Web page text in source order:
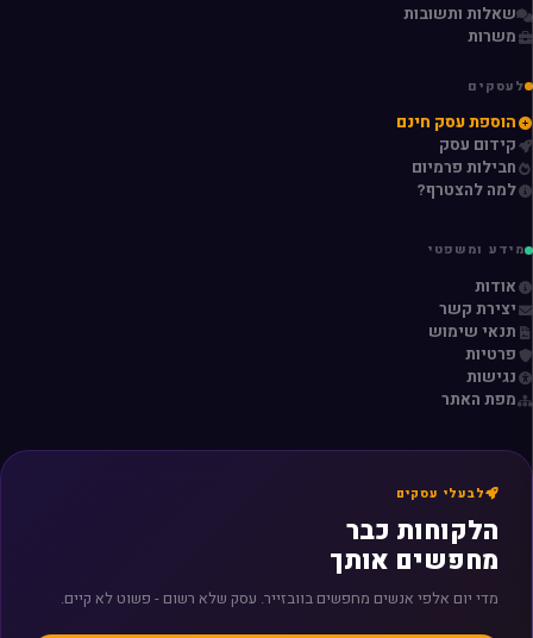
שאלות ותשובות
משרות
לעסקים
הוספת עסק חינם
קידום עסק
חבילות פרמיום
למה להצטרף?
מידע ומשפטי
אודות
יצירת קשר
תנאי שימוש
פרטיות
נגישות
מפת האתר
לבעלי עסקים
הלקוחות כבר
מחפשים אותך
מדי יום אלפי אנשים מחפשים בוובזייר. עסק שלא רשום - פשוט לא קיים.